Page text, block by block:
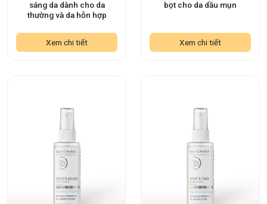
sáng da dành cho da
thường và da hỗn hợp
Xem chi tiết
bọt cho da dầu mụn
Xem chi tiết